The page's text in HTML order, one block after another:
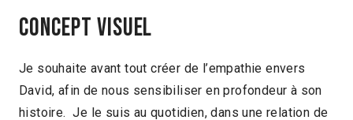
Concept visuel
Je souhaite avant tout créer de l’empathie envers
David, afin de nous sensibiliser en profondeur à son
histoire. Je le suis au quotidien, dans une relation de